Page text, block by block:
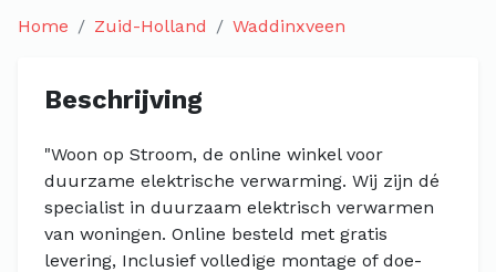
Home Zuid-Holland Waddinxveen
Beschrijving
"Woon op Stroom, de online winkel voor
duurzame elektrische verwarming. Wij zijn dé
specialist in duurzaam elektrisch verwarmen
van woningen. Online besteld met gratis
levering, Inclusief volledige montage of doe-